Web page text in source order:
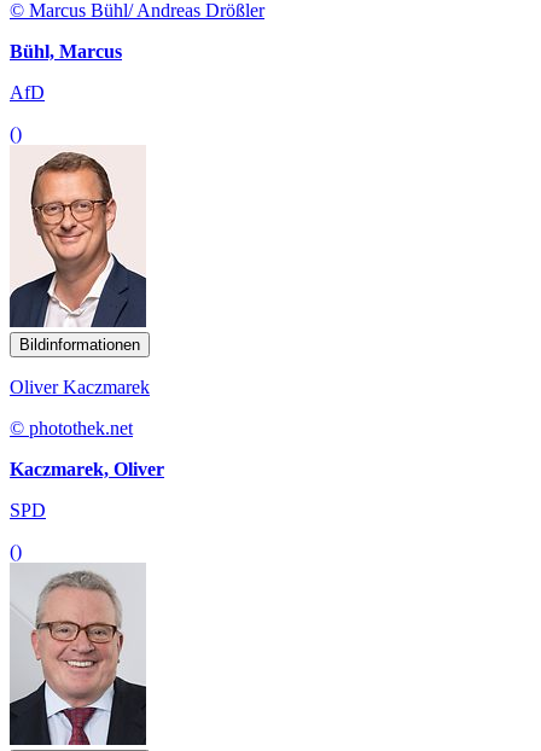
© Marcus Bühl/ Andreas Drößler
Bühl, Marcus
AfD
()
Bildinformationen
Oliver Kaczmarek
© photothek.net
Kaczmarek, Oliver
SPD
()